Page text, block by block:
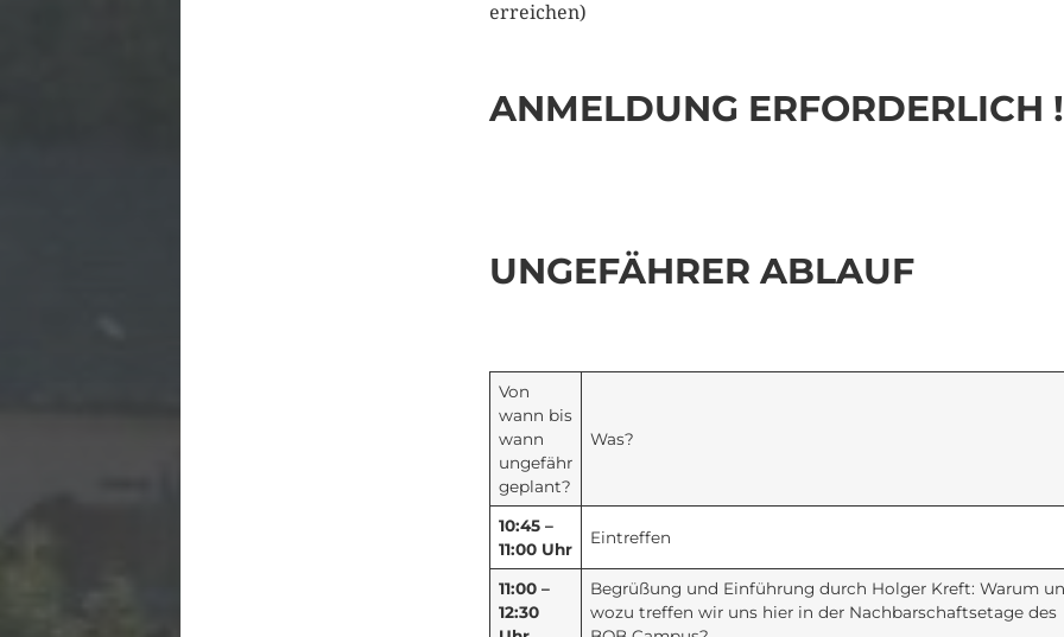
erreichen)
ANMELDUNG ERFORDERLICH !
UNGEFÄHRER ABLAUF
Von
wann bis
wann
ungefähr
geplant?
Was?
10:45 –
11:00 Uhr
Eintreffen
11:00 –
12:30
Begrüßung und Einführung durch Holger Kreft: Warum
wozu treffen wir uns hier in der Nachbarschaftsetage des